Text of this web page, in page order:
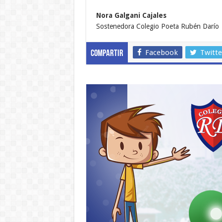
Nora Galgani Cajales
Sostenedora Colegio Poeta Rubén Darío
Compartir Facebook